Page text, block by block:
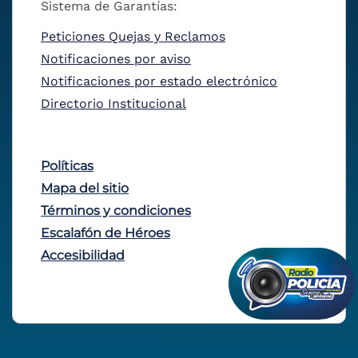
Sistema de Garantías:
Peticiones Quejas y Reclamos
Notificaciones por aviso
Notificaciones por estado electrónico
Directorio Institucional
Políticas
Mapa del sitio
Términos y condiciones
Escalafón de Héroes
Accesibilidad